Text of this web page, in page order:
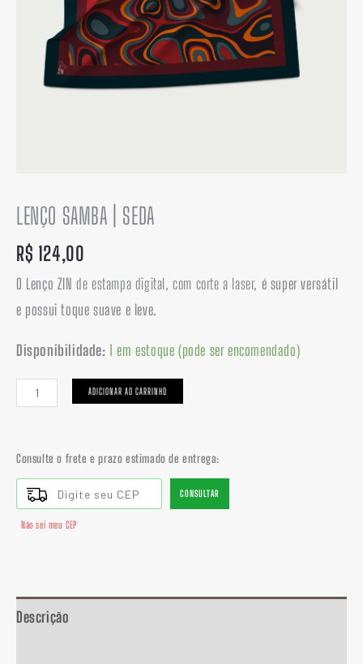
LENÇO SAMBA | SEDA
R$ 124,00
O Lenço ZIN de estampa digital, com corte a laser, é super versátil
e possui toque suave e leve.
Disponibilidade: 1 em estoque (pode ser encomendado)
ADICIONAR AO CARRINHO
Consulte o frete e prazo estimado de entrega:
CONSULTAR
Não sei meu CEP
Descrição